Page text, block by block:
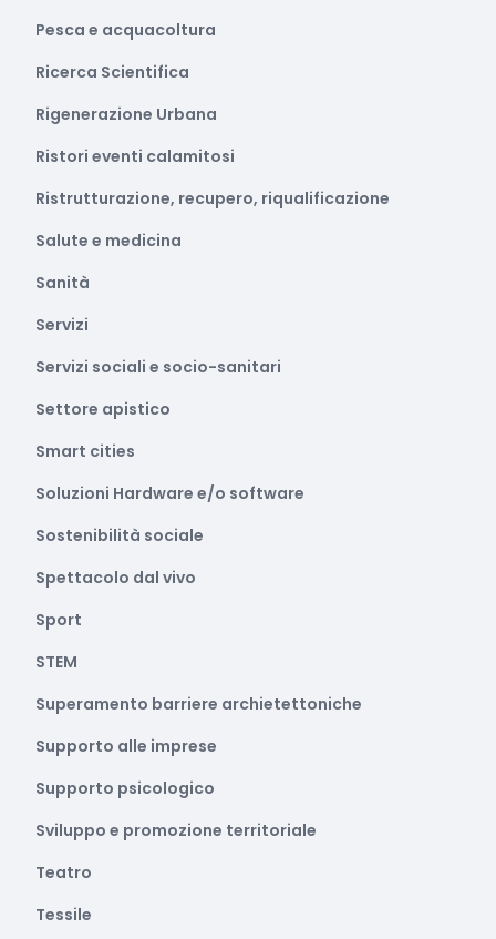
Pesca e acquacoltura
Ricerca Scientifica
Rigenerazione Urbana
Ristori eventi calamitosi
Ristrutturazione, recupero, riqualificazione
Salute e medicina
Sanità
Servizi
Servizi sociali e socio-sanitari
Settore apistico
Smart cities
Soluzioni Hardware e/o software
Sostenibilità sociale
Spettacolo dal vivo
Sport
STEM
Superamento barriere archietettoniche
Supporto alle imprese
Supporto psicologico
Sviluppo e promozione territoriale
Teatro
Tessile